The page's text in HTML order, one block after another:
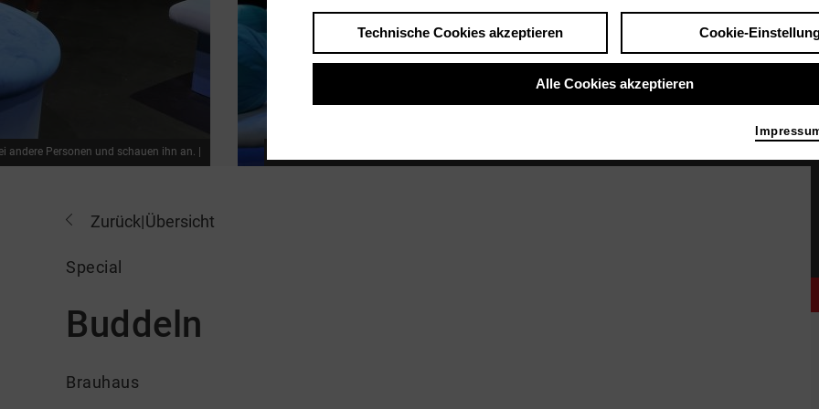
Personen und schauen ihn an. | Ein Schauspieler und eine Schauspielerin stehen nebeneinander. Sie halten sich an den Händen. Im
Zurück|Übersicht
Special
Buddeln
Brauhaus
Technische Cookies akzeptieren Cookie-
Alle Cookies akzeptieren